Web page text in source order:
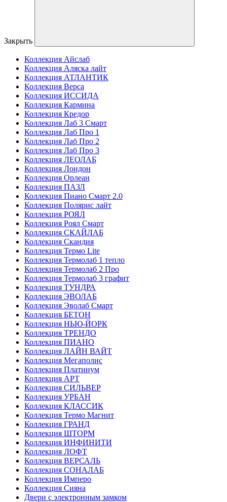
Закрыть
Коллекция Айслаб
Коллекция Аляска лайт
Коллекция АТЛАНТИК
Коллекция Верса
Коллекция ИССИДА
Коллекция Кармина
Коллекция Кредор
Коллекция Лаб 3 Смарт
Коллекция Лаб Про 1
Коллекция Лаб Про 2
Коллекция Лаб Про 3
Коллекция ЛЕОЛАБ
Коллекция Лондон
Коллекция Орлеан
Коллекция ПАЗЛ
Коллекция Пиано Смарт 2.0
Коллекция Полярис лайт
Коллекция РОЯЛ
Коллекция Роял Смарт
Коллекция СКАЙЛАБ
Коллекция Скандия
Коллекция Термо Lite
Коллекция Термолаб 1 тепло
Коллекция Термолаб 2 Про
Коллекция Термолаб 3 графит
Коллекция ТУНДРА
Коллекция ЭВОЛАБ
Коллекция Эволаб Смарт
Коллекция БЕТОН
Коллекция НЬЮ-ЙОРК
Коллекция ТРЕНДО
Коллекция ПИАНО
Коллекция ЛАЙН ВАЙТ
Коллекция Мегаполис
Коллекция Платинум
Коллекция АРТ
Коллекция СИЛЬВЕР
Коллекция УРБАН
Коллекция КЛАССИК
Коллекция Термо Магнит
Коллекция ГРАНД
Коллекция ШТОРМ
Коллекция ИНФИНИТИ
Коллекция ЛОФТ
Коллекция ВЕРСАЛЬ
Коллекция СОНАЛАБ
Коллекция Имперо
Коллекция Сияна
Двери с электронным замком